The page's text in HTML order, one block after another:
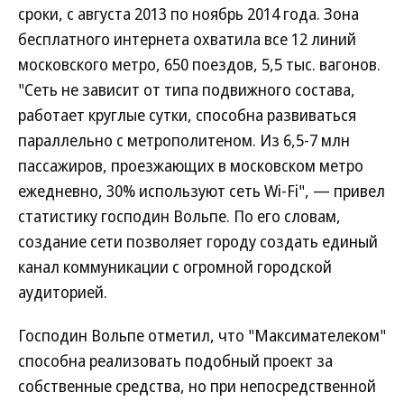
сроки, с августа 2013 по ноябрь 2014 года. Зона
бесплатного интернета охватила все 12 линий
московского метро, 650 поездов, 5,5 тыс. вагонов.
"Сеть не зависит от типа подвижного состава,
работает круглые сутки, способна развиваться
параллельно с метрополитеном. Из 6,5-7 млн
пассажиров, проезжающих в московском метро
ежедневно, 30% используют сеть Wi-Fi", — привел
статистику господин Вольпе. По его словам,
создание сети позволяет городу создать единый
канал коммуникации с огромной городской
аудиторией.
Господин Вольпе отметил, что "Максимателеком"
способна реализовать подобный проект за
собственные средства, но при непосредственной